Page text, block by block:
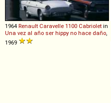
1964 Renault Caravelle 1100 Cabriolet in
Una vez al año ser hippy no hace daño
1969